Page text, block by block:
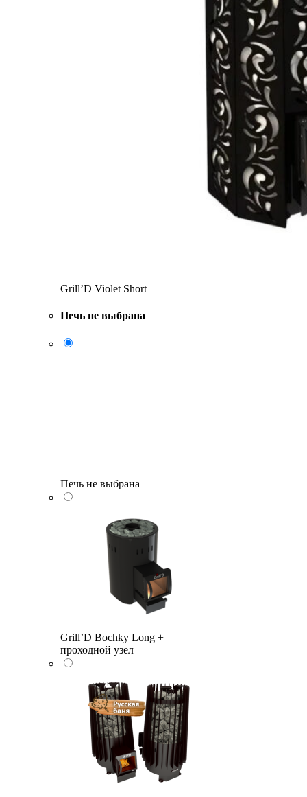
Grill’D Violet Short
Печь не выбрана
Печь не выбрана
Grill’D Bochky Long +
проходной узел